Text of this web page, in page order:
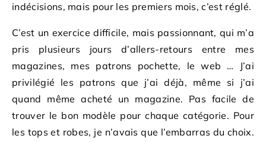
indécisions, mais pour les premiers mois, c’est réglé.
C’est un exercice difficile, mais passionnant, qui m’a
pris plusieurs jours d’allers-retours entre mes
magazines, mes patrons pochette, le web … J’ai
privilégié les patrons que j’ai déjà, même si j’ai
quand même acheté un magazine. Pas facile de
trouver le bon modèle pour chaque catégorie. Pour
les tops et robes, je n’avais que l’embarras du choix.